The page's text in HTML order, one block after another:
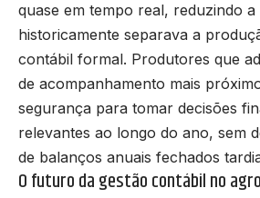
quase em tempo real, reduzindo a
historicamente separava a
contábil formal. Produtores que
de acompanhamento mais
segurança para tomar decisões
relevantes ao longo do ano, sem
de balanços anuais fechados
O futuro da gestão contábil no